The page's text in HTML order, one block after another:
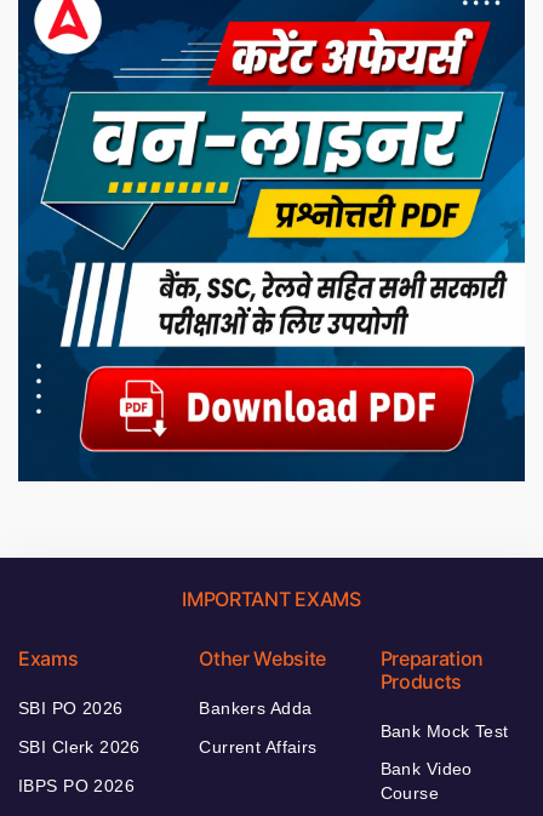
IMPORTANT EXAMS
Exams
SBI PO 2026
SBI Clerk 2026
IBPS PO 2026
Other Website
Bankers Adda
Current Affairs
Preparation
Products
Bank Mock Test
Bank Video
Course